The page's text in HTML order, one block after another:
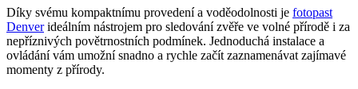
Díky svému kompaktnímu provedení a voděodolnosti je fotopast
Denverideálním nástrojem pro sledování zvěře ve volné přírodě i za
nepříznivých povětrnostních podmínek. Jednoduchá instalace a
ovládání vám umožní snadno a rychle začít zaznamenávat zajímavé
momenty z přírody.